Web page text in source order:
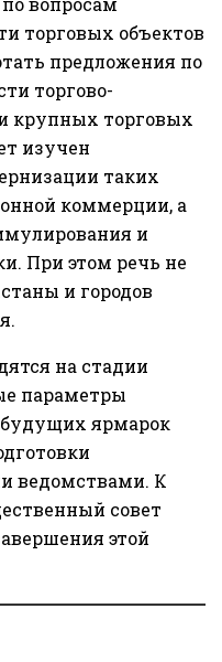
торговых объектов
предложения по
торгово-
крупных торговых
изучен
таких
коммерции, а
и
При этом речь не
и городов
на стадии
параметры
ярмарок
ведомствами. К
совет
этой